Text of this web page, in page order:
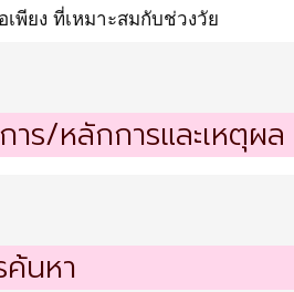
พียง ที่เหมาะสมกับช่วงวัย
าร/หลักการและเหตุผล
นหา